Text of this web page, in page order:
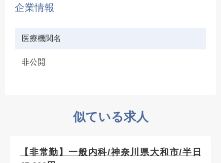
企業情報
医療機関名
非公開
似ている求人
【非常勤】一般内科/神奈川県大和市/半日